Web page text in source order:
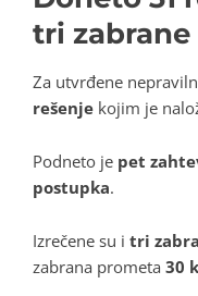
tri
Za utvrđene
rešenje kojim je
Podneto je pet
postupka.
Izrečene su i tri
zabrana prometa 30